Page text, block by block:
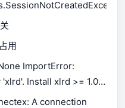
用
ImportError:
Install xlrd >= 1.0.0
to install xlrd.
A connection